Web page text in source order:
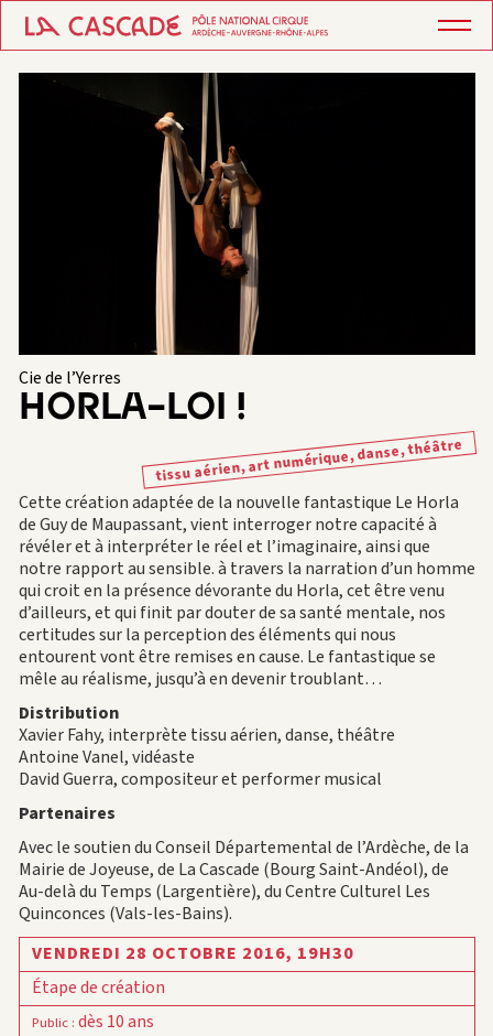
Cie de l’Yerres
HORLA-LOI !
tissu aérien, art numérique, danse, théâtre
Cette création adaptée de la nouvelle fantastique Le Horla
de Guy de Maupassant, vient interroger notre capacité à
révéler et à interpréter le réel et l’imaginaire, ainsi que
notre rapport au sensible. à travers la narration d’un homme
qui croit en la présence dévorante du Horla, cet être venu
d’ailleurs, et qui finit par douter de sa santé mentale, nos
certitudes sur la perception des éléments qui nous
entourent vont être remises en cause. Le fantastique se
mêle au réalisme, jusqu’à en devenir troublant…
Distribution
Xavier Fahy, interprète tissu aérien, danse, théâtre
Antoine Vanel, vidéaste
David Guerra, compositeur et performer musical
Partenaires
Avec le soutien du Conseil Départemental de l’Ardèche, de la
Mairie de Joyeuse, de La Cascade (Bourg Saint-Andéol), de
Au-delà du Temps (Largentière), du Centre Culturel Les
Quinconces (Vals-les-Bains).
VENDREDI 28 OCTOBRE 2016, 19H30
Étape de création
Public: dès 10 ans